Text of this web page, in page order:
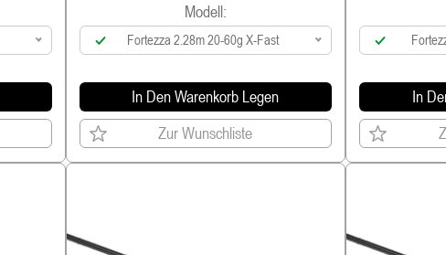
Modell:
Fortezza 2.28m 20-60g X-Fast
In Den Warenkorb Legen
Zur Wunschliste
In